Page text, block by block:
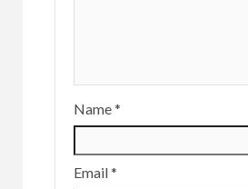
Name*
Email*